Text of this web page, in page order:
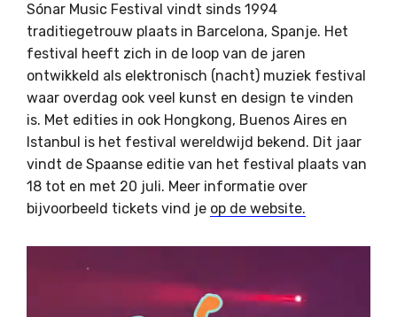
Sónar Music Festival vindt sinds 1994
traditiegetrouw plaats in Barcelona, Spanje. Het
festival heeft zich in de loop van de jaren
ontwikkeld als elektronisch (nacht) muziek festival
waar overdag ook veel kunst en design te vinden
is. Met edities in ook Hongkong, Buenos Aires en
Istanbul is het festival wereldwijd bekend. Dit jaar
vindt de Spaanse editie van het festival plaats van
18 tot en met 20 juli. Meer informatie over
bijvoorbeeld tickets vind je op de website.